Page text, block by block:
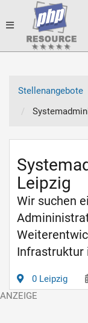
Toggle
Stellenangebote
Leipzig
Wir suchen
Infrastruktur
0 Leipzig